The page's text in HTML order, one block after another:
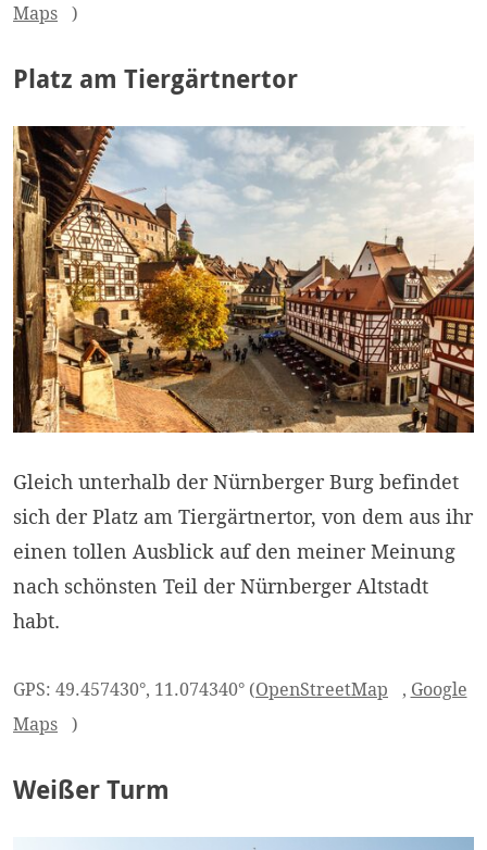
Maps
)
Platz am Tiergärtnertor
Gleich unterhalb der Nürnberger Burg befindet
sich der Platz am Tiergärtnertor, von dem aus ihr
einen tollen Ausblick auf den meiner Meinung
nach schönsten Teil der Nürnberger Altstadt
habt.
GPS: 49.457430°, 11.074340° (OpenStreetMap , Google
Maps
)
Weißer Turm